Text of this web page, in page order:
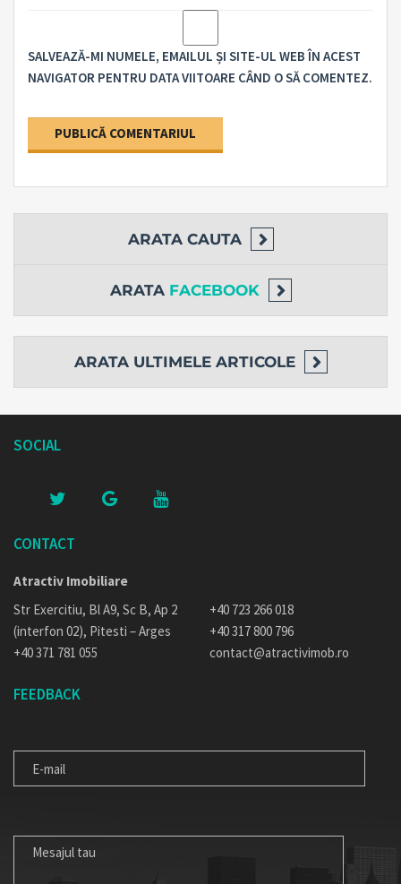
SALVEAZĂ-MI NUMELE, EMAILUL ȘI SITE-UL WEB ÎN ACEST
NAVIGATOR PENTRU DATA VIITOARE CÂND O SĂ COMENTEZ.
ARATA CAUTA
ARATA FACEBOOK
ARATA ULTIMELE ARTICOLE
SOCIAL
CONTACT
Atractiv Imobiliare
Str Exercitiu, Bl A9, Sc B, Ap 2
(interfon 02), Pitesti – Arges
+40 371 781 055
+40 723 266 018
+40 317 800 796
contact@atractivimob.ro
FEEDBACK
MAIL
TAU